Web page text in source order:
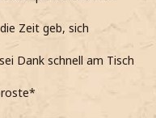
Zeit geb, sich
Dank schnell am Tisch